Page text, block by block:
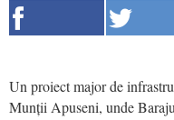
Un proiect major de
Munții Apuseni, unde